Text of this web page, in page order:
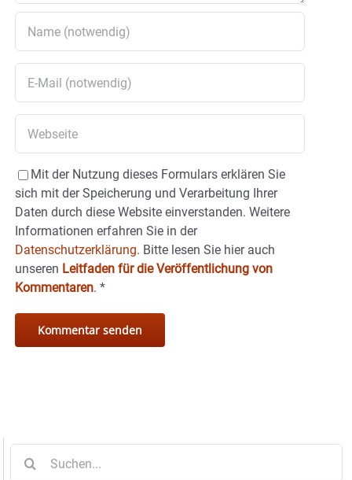
Mit der Nutzung dieses Formulars erklären Sie
sich mit der Speicherung und Verarbeitung Ihrer
Daten durch diese Website einverstanden. Weitere
Informationen erfahren Sie in der
Datenschutzerklärung. Bitte lesen Sie hier auch
unseren Leitfaden für die Veröffentlichung von
Kommentaren. *
nach: